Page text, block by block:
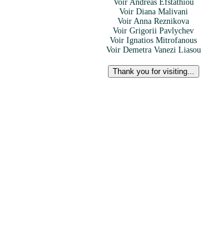
Voir Andreas Efstathiou
Voir Diana Malivani
Voir Anna Reznikova
Voir Grigorii Pavlychev
Voir Ignatios Mitrofanous
Voir Demetra Vanezi Liasou
Thank you for visiting...